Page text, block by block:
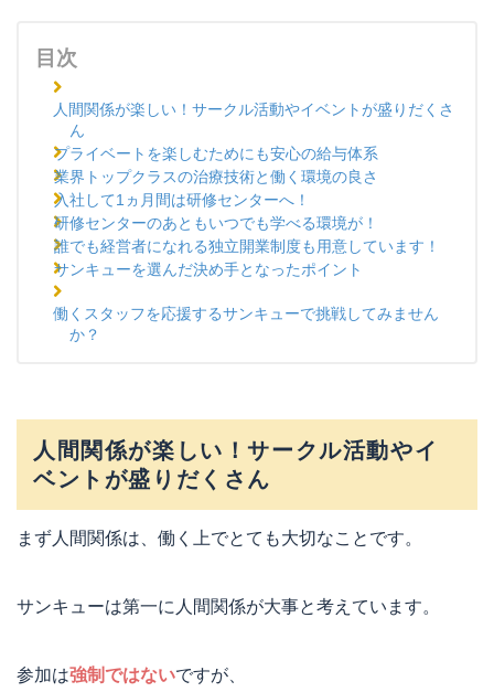
目次
人間関係が楽しい！サークル活動やイベントが盛りだくさ
ん
プライベートを楽しむためにも安心の給与体系
業界トップクラスの治療技術と働く環境の良さ
入社して1ヵ月間は研修センターへ！
研修センターのあともいつでも学べる環境が！
誰でも経営者になれる独立開業制度も用意しています！
サンキューを選んだ決め手となったポイント
働くスタッフを応援するサンキューで挑戦してみません
か？
人間関係が楽しい！サークル活動やイ
ベントが盛りだくさん
まず人間関係は、働く上でとても大切なことです。
サンキューは第一に人間関係が大事と考えています。
参加は強制ではないですが、